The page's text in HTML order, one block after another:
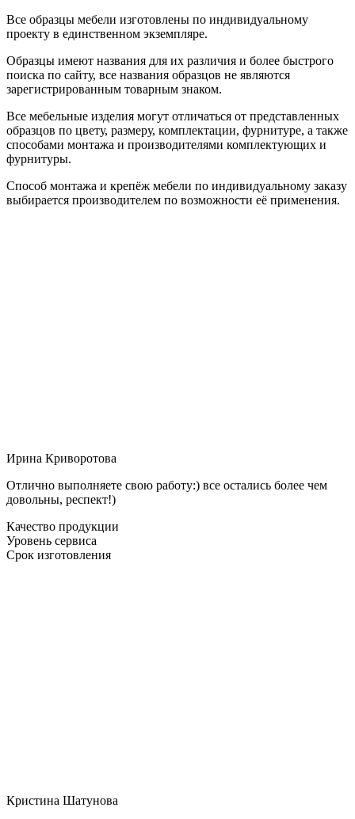
Все образцы мебели изготовлены по индивидуальному
проекту в единственном экземпляре.
Образцы имеют названия для их различия и более быстрого
поиска по сайту, все названия образцов не являются
зарегистрированным товарным знаком.
Все мебельные изделия могут отличаться от представленных
образцов по цвету, размеру, комплектации, фурнитуре, а также
способами монтажа и производителями комплектующих и
фурнитуры.
Способ монтажа и крепёж мебели по индивидуальному заказу
выбирается производителем по возможности её применения.
Ирина Криворотова
Отлично выполняете свою работу:) все остались более чем
довольны, респект!)
Качество продукции
Уровень сервиса
Срок изготовления
Кристина Шатунова